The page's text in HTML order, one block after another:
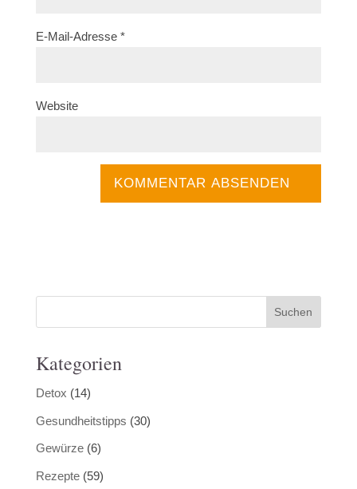
E-Mail-Adresse *
Website
Kategorien
Detox (14)
Gesundheitstipps (30)
Gewürze(6)
Rezepte(59)